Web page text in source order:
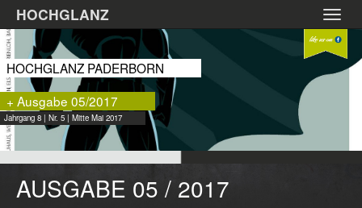
Zum
Hauptinhalt
springen
HOCHGLANZ
HOCHGLANZ PADERBORN
+ Ausgabe 05/2017
Jahrgang 8 | Nr. 5 | Mitte Mai 2017
AUSGABE 05 / 2017